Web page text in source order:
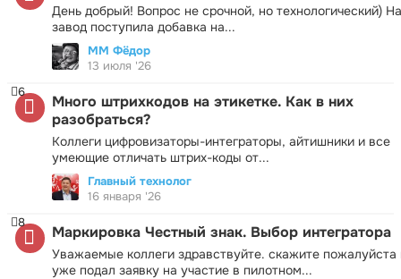
День добрый! Вопрос не срочной, но технологический) На
завод поступила добавка на...
ММ Фёдор
13 июля '26
Много штрихкодов на этикетке. Как в них
разобраться?
Коллеги цифровизаторы-интеграторы, айтишники и все
умеющие отличать штрих-коды от...
6
Главный технолог
16 января '26
Маркировка Честный знак. Выбор интегратора
Уважаемые коллеги здравствуйте. скажите пожалуйста
уже подал заявку на участие в пилотном...
8